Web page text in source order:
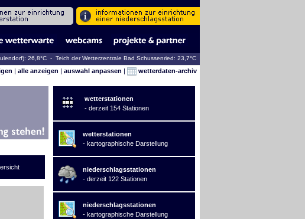
26,8°C - Teich der Wetterzentrale Bad Schussenried: 23,7°C
| alle anzeigen | auswahl anpassen | wetterdaten-archiv
wetterstationen
- derzeit 154 Stationen
wetterstationen
- kartographische Darstellung
niederschlagsstationen
- derzeit 122 Stationen
niederschlagsstationen
- kartographische Darstellung